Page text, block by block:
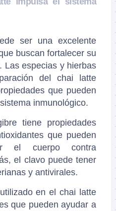
ser una excelente
buscan fortalecer su
Las especias y hierbas
del chai latte
que pueden
inmunológico.
tiene propiedades
que pueden
el cuerpo contra
el clavo puede tener
y antivirales.
en el chai latte
que pueden ayudar a